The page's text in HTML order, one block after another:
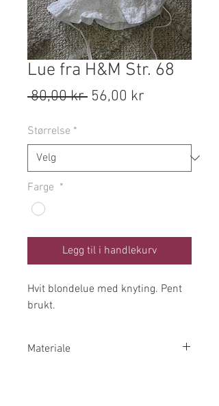
Lue fra H&M Str. 68
80,00 kr Vanlig
56,00 kr
Størrelse *
Farge *
Legg til i handlekurv
Hvit blondelue med knyting. Pent
brukt.
Materiale